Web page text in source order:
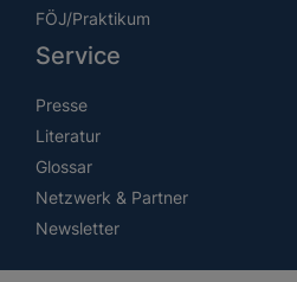
FÖJ/Praktikum
Service
Presse
Literatur
Glossar
Netzwerk & Partner
Newsletter